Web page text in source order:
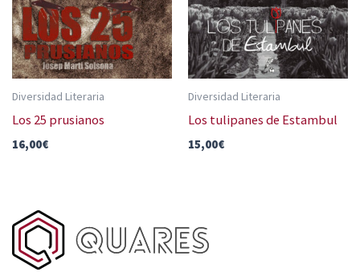
Diversidad Literaria
Los 25 prusianos
16,00€
Diversidad Literaria
Los tulipanes de Estambul
15,00€